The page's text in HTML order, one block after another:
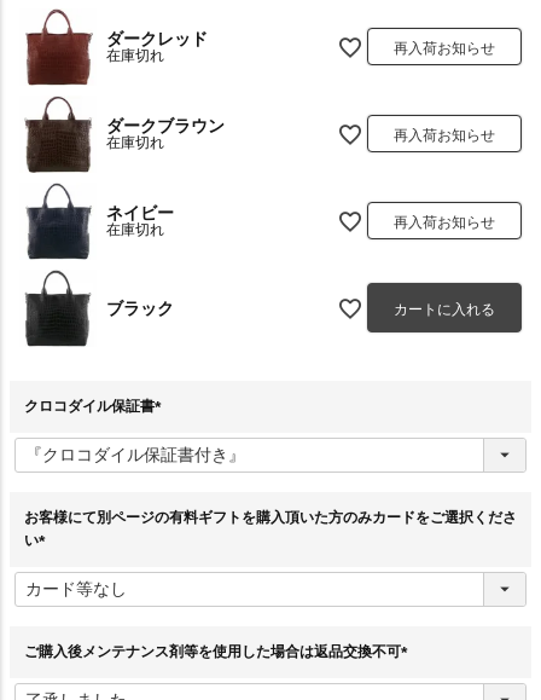
ダークレッド
在庫切れ 再入荷お知らせ
ダークブラウン
在庫切れ 再入荷お知らせ
ネイビー
在庫切れ 再入荷お知らせ
ブラック カートに入れる
クロコダイル保証書
必
須
お客様にて別ページの有料ギフトを購入頂いた方のみカードをご選択くださ
い
必
須
ご購入後メンテナンス剤等を使用した場合は返品交換不可